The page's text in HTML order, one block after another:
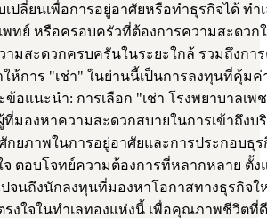
ลี่ยนเพื่อการอยู่อาศัยหรือทำธุรกิจได้ ทำ
ทย์ หรือครอบครัวที่ต้องการความสะดวก
ามสะดวกครบครันในระยะใกล้ รวมถึงก
ห้การ "เช่า" ในย่านนี้เป็นการลงทุนที่คุ้มค่
อแนะนำ: การเลือก "เช่า โรงพยาบาลเพ
มองหาความสะดวกสบายในการเข้าถึงบ
ยภาพในการอยู่อาศัยและการประกอบธุร
ตอบโจทย์ความต้องการที่หลากหลาย ตั้ง
จนถึงนักลงทุนที่มองหาโอกาสทางธุรกิจใ
งใจในทำเลทองแห่งนี้ เพื่อคุณภาพชีวิตที่